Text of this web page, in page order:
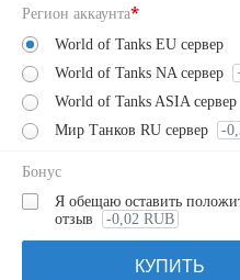
Регион аккаунта*
World of Tanks EU сервер
World of Tanks NA сервер
World of Tanks ASIA сервер
Мир Танков RU сервер
-
Бонус
Я обещаю оставить
отзыв
-0,02 RUB
КУПИТЬ